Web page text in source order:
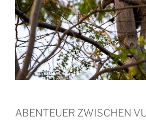
ABENTEUER ZWISCHEN